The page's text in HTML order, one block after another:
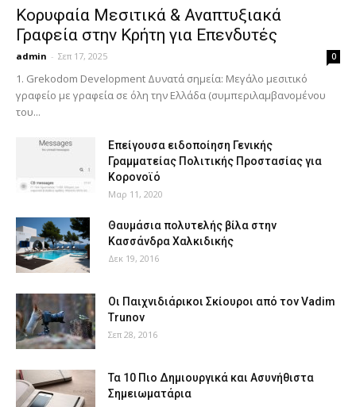
Κορυφαία Μεσιτικά & Αναπτυξιακά
Γραφεία στην Κρήτη για Επενδυτές
admin - Σεπ 17, 2025 0
1. Grekodom Development Δυνατά σημεία: Μεγάλο μεσιτικό
γραφείο με γραφεία σε όλη την Ελλάδα (συμπεριλαμβανομένου
του...
Επείγουσα ειδοποίηση Γενικής
Γραμματείας Πολιτικής Προστασίας για
Κορονοϊό
Μαρ 11, 2020
Θαυμάσια πολυτελής βίλα στην
Κασσάνδρα Χαλκιδικής
Δεκ 19, 2016
Οι Παιχνιδιάρικοι Σκίουροι από τον Vadim
Trunov
Σεπ 28, 2016
Τα 10 Πιο Δημιουργικά και Ασυνήθιστα
Σημειωματάρια